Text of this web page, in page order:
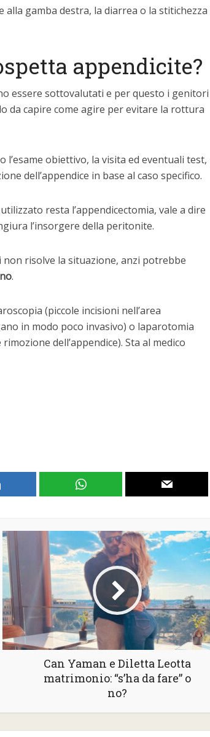
gamba destra, la diarrea o la stitichezza
appendicite?
essere sottovalutati e per questo i genitori
da capire come agire per evitare la rottura
obiettivo, la visita ed eventuali test,
dell’appendice in base al caso specifico.
resta l’appendicectomia, vale a dire
l’insorgere della peritonite.
risolve la situazione, anzi potrebbe
.
(piccole incisioni nell’area
in modo poco invasivo) o laparotomia
dell’appendice). Sta al medico
Can Yaman e Diletta Leotta
matrimonio: “s’ha da fare” o
no?